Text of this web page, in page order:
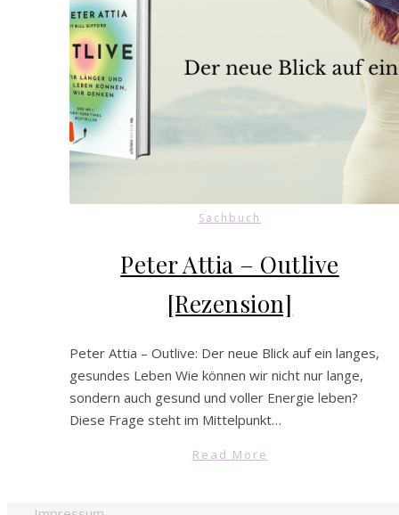
Sachbuch
Peter Attia – Outlive
[Rezension]
Peter Attia – Outlive: Der neue Blick auf ein langes,
gesundes Leben Wie können wir nicht nur lange,
sondern auch gesund und voller Energie leben?
Diese Frage steht im Mittelpunkt…
Read More